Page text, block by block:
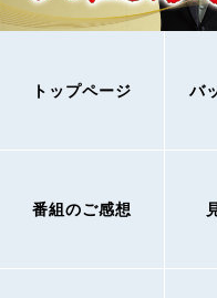
トップページ バ
番組のご感想